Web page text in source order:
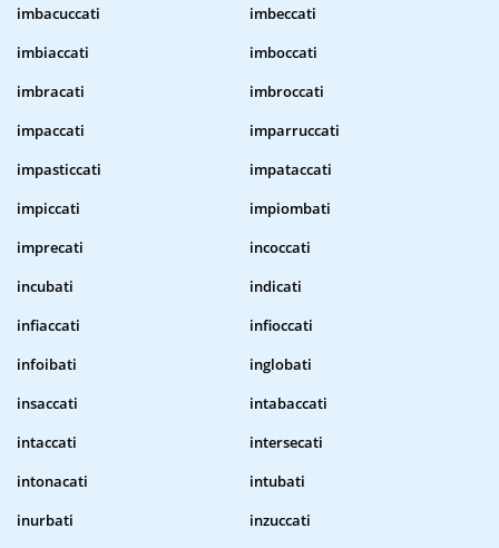
imbacuccati
imbeccati
imbiaccati
imboccati
imbracati
imbroccati
impaccati
imparruccati
impasticcati
impataccati
impiccati
impiombati
imprecati
incoccati
incubati
indicati
infiaccati
infioccati
infoibati
inglobati
insaccati
intabaccati
intaccati
intersecati
intonacati
intubati
inurbati
inzuccati